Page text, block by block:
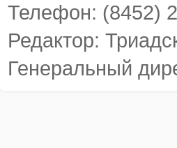
Телефон: (8452)
Редактор:
Генеральный